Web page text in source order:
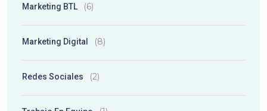
Marketing BTL (6)
Marketing Digital (8)
Redes Sociales (2)